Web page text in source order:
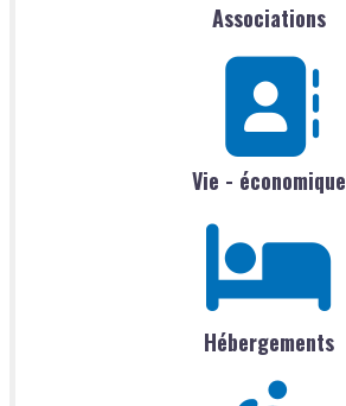
Associations
Vie - économique
Hébergements